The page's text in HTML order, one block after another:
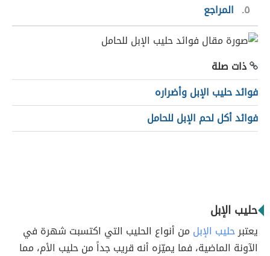
٥
المراجع
ذات صلة
فوائد حليب الإبل وأضراره
فوائد أكل لحم الإبل للحامل
حليب الإبل
يعتبرحليب الإبل من أنواع الحليب التي اكتسبت شهرة في
الآونة الماضية، فما يميّزه أنه قريب جداً من حليب الأم، مما